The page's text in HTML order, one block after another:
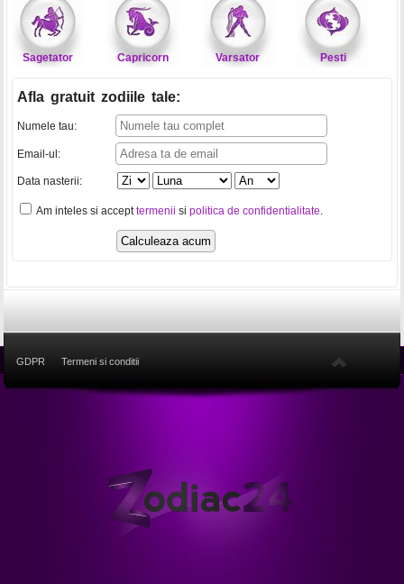
Sagetator Capricorn Varsator Pesti
Afla gratuit zodiile tale:
Numele tau:
Email-ul:
Data nasterii:
Am inteles si accepttermenii si politica de confidentialitate.
GDPR Termeni si conditii